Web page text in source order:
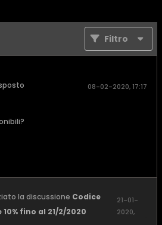
Filtro
08-02-2020, 17:17
la discussione Codice
fino al 21/2/2020
21-01-
2020,